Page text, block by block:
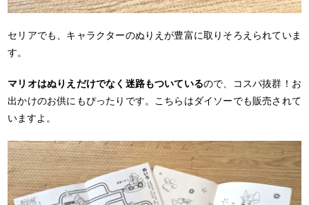
セリアでも、キャラクターのぬりえが豊富に取りそろえられていま
す。
マリオはぬりえだけでなく迷路もついているので、コスパ抜群！お
出かけのお供にもぴったりです。こちらはダイソーでも販売されて
いますよ。